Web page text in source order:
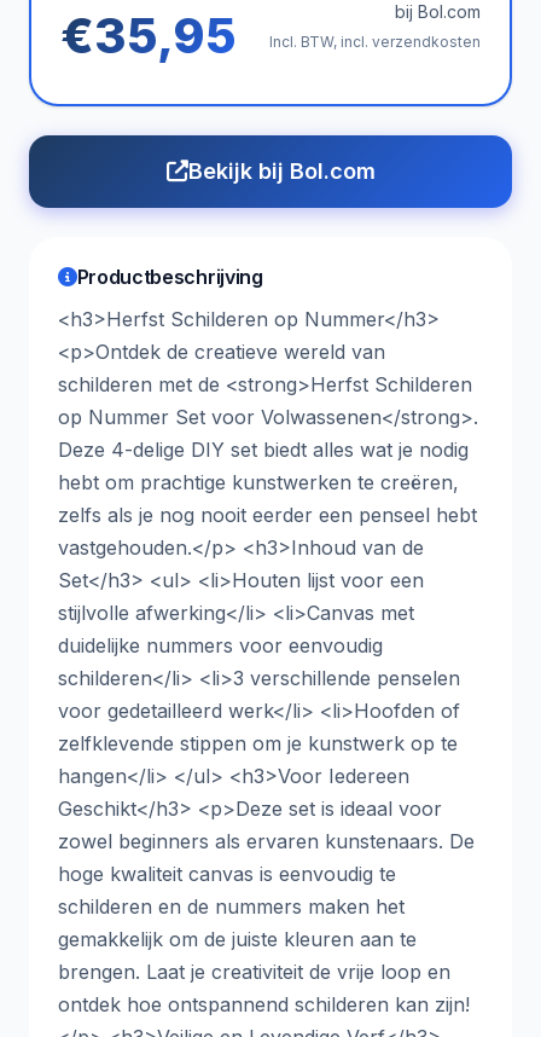
€35,95 bij Bol.com
Incl. BTW, incl. verzendkosten
Bekijk bij Bol.com
Productbeschrijving
<h3>Herfst Schilderen op Nummer</h3>
<p>Ontdek de creatieve wereld van
schilderen met de <strong>Herfst Schilderen
op Nummer Set voor Volwassenen</strong>.
Deze 4-delige DIY set biedt alles wat je nodig
hebt om prachtige kunstwerken te creëren,
zelfs als je nog nooit eerder een penseel hebt
vastgehouden.</p> <h3>Inhoud van de
Set</h3> <ul> <li>Houten lijst voor een
stijlvolle afwerking</li> <li>Canvas met
duidelijke nummers voor eenvoudig
schilderen</li> <li>3 verschillende penselen
voor gedetailleerd werk</li> <li>Hoofden of
zelfklevende stippen om je kunstwerk op te
hangen</li> </ul> <h3>Voor Iedereen
Geschikt</h3> <p>Deze set is ideaal voor
zowel beginners als ervaren kunstenaars. De
hoge kwaliteit canvas is eenvoudig te
schilderen en de nummers maken het
gemakkelijk om de juiste kleuren aan te
brengen. Laat je creativiteit de vrije loop en
ontdek hoe ontspannend schilderen kan zijn!